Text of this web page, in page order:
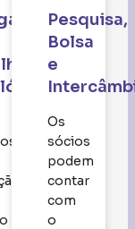
Pesquisa,
Bolsa
e
Os
sócios
podem
contar
com
o